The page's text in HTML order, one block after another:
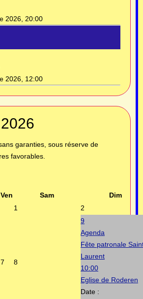
2026, 20:00
2026, 12:00
garanties, sous réserve de
favorables.
Ven Sam
Dim
1
2
7 8
9
Agenda
Fête patronale
Laurent
10:00
Eglise de Roderen
Date :